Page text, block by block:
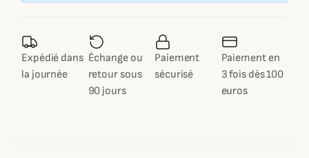
Expédié dans
la journée
Échange ou
retour sous
90 jours
Paiement
sécurisé
Paiement en
3 fois dès 100
euros